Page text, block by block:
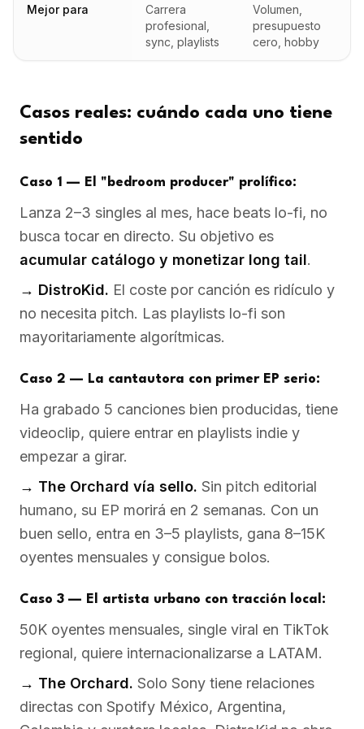
Mejor para
Carrera
profesional,
sync, playlists
Volumen,
presupuesto
cero, hobby
Casos reales: cuándo cada uno tiene
sentido
Caso 1 — El "bedroom producer" prolífico:
Lanza 2–3 singles al mes, hace beats lo-fi, no
busca tocar en directo. Su objetivo es
acumular catálogo y monetizar long tail.
→ DistroKid. El coste por canción es ridículo y
no necesita pitch. Las playlists lo-fi son
mayoritariamente algorítmicas.
Caso 2 — La cantautora con primer EP serio:
Ha grabado 5 canciones bien producidas, tiene
videoclip, quiere entrar en playlists indie y
empezar a girar.
→ The Orchard vía sello. Sin pitch editorial
humano, su EP morirá en 2 semanas. Con un
buen sello, entra en 3–5 playlists, gana 8–15K
oyentes mensuales y consigue bolos.
Caso 3 — El artista urbano con tracción local:
50K oyentes mensuales, single viral en TikTok
regional, quiere internacionalizarse a LATAM.
→ The Orchard. Solo Sony tiene relaciones
directas con Spotify México, Argentina,